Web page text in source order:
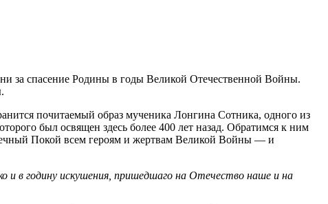
за спасение Родины в годы Великой Отечественной Войны.
почитаемый образ мученика Лонгина Сотника, одного из
был освящен здесь более 400 лет назад. Обратимся к ним
Покой всем героям и жертвам Великой Войны — и
и в годину искушения, пришедшаго на Отечество наше и на